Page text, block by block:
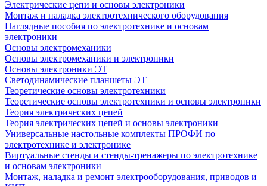
Электрические цепи и основы электроники
Монтаж и наладка электротехнического оборудования
Наглядные пособия по электротехнике и основам
электроники
Основы электромеханики
Основы электромеханики и электроники
Основы электроники ЭТ
Светодинамические планшеты ЭТ
Теоретические основы электротехники
Теоретические основы электротехники и основы электроники
Теория электрических цепей
Теория электрических цепей и основы электроники
Универсальные настольные комплекты ПРОФИ по
электротехнике и электронике
Виртуальные стенды и стенды-тренажеры по электротехнике
и основам электроники
Монтаж, наладка и ремонт электрооборудования, приводов и